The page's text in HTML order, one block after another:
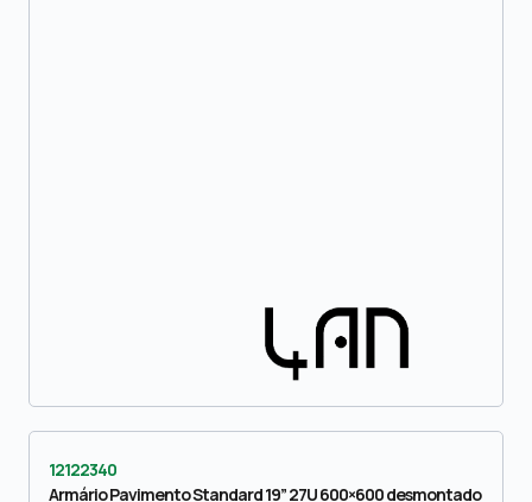
12122340
Armário Pavimento Standard 19” 27U 600×600 desmontado